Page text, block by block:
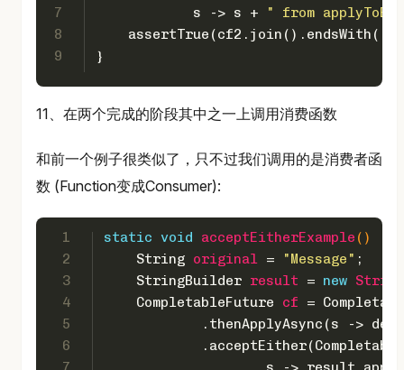
7
8
9
            s -> s +
" from
    assertTrue(cf2.join().endsWith(
}
11、在两个完成的阶段其中之一上调用消费函数
和前一个例子很类似了，只不过我们调用的是消费者函
数 (Function变成Consumer):
1
2
3
4
5
6
static void acceptEitherExample ()
String original = "Message" ;
StringBuilder result = new
CompletableFuture
cf =
.thenApplyAsync(s ->